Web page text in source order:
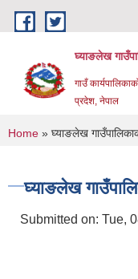
Skip to main content
घ्याङलेख
गाउँ
प्रदेश, नेपाल
You are
Home » घ्याङलेख
घ्याङलेख
Submitted on: Tue,